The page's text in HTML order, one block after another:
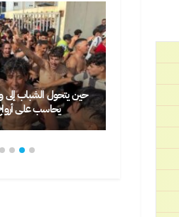
حين يتحول الشباب إلى ورقة
يحاسب على أرواح ضحايا…